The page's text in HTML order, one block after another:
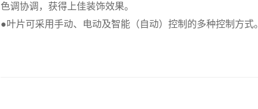
色调协调，获得上佳装饰效果。
●叶片可采用手动、电动及智能（自动）控制的多种控制方式。